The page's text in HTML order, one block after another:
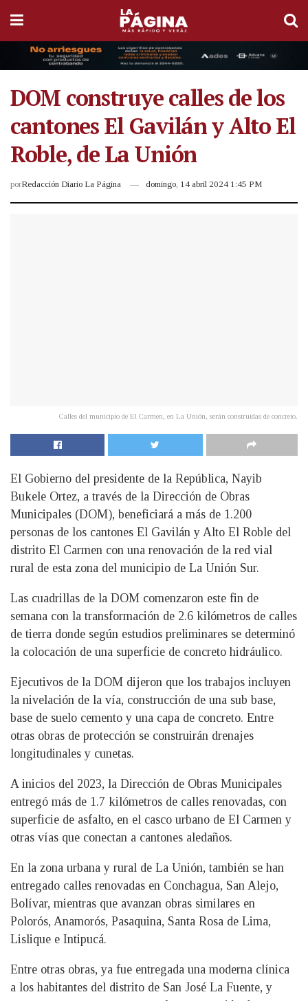
DOM construye calles de los
cantones El Gavilán y Alto El
Roble, de La Unión
porRedacción Diario La Página domingo, 14 abril 2024 1:45 PM
Calles del municipio de El Carmen, en La Unión, serán construidas de concreto.
El Gobierno del presidente de la República, Nayib
Bukele Ortez, a través de la Dirección de Obras
Municipales (DOM), beneficiará a más de 1.200
personas de los cantones El Gavilán y Alto El Roble del
distrito El Carmen con una renovación de la red vial
rural de esta zona del municipio de La Unión Sur.
Las cuadrillas de la DOM comenzaron este fin de
semana con la transformación de 2.6 kilómetros de calles
de tierra donde según estudios preliminares se determinó
la colocación de una superficie de concreto hidráulico.
Ejecutivos de la DOM dijeron que los trabajos incluyen
la nivelación de la vía, construcción de una sub base,
base de suelo cemento y una capa de concreto. Entre
otras obras de protección se construirán drenajes
longitudinales y cunetas.
A inicios del 2023, la Dirección de Obras Municipales
entregó más de 1.7 kilómetros de calles renovadas, con
superficie de asfalto, en el casco urbano de El Carmen y
otras vías que conectan a cantones aledaños.
En la zona urbana y rural de La Unión, también se han
entregado calles renovadas en Conchagua, San Alejo,
Bolívar, mientras que avanzan obras similares en
Polorós, Anamorós, Pasaquina, Santa Rosa de Lima,
Lislique e Intipucá.
Entre otras obras, ya fue entregada una moderna clínica
a los habitantes del distrito de San José La Fuente, y